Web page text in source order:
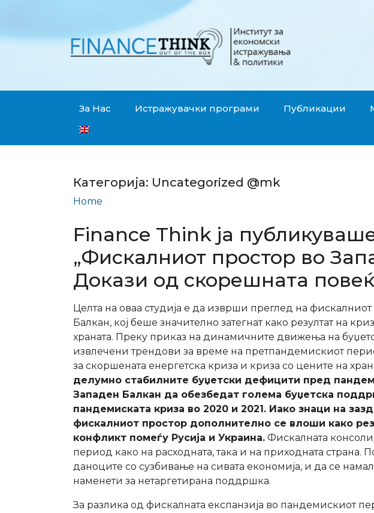
За Нас Истражувачки програми Публикации
Категорија: Uncategorized @mk
Home
Finance Think ја
„Фискалниот простор во
Докази од скорешната
Целта на оваа студија е да изврши преглед на
Балкан, кој беше значително затегнат како резултат на
храната. Преку приказ на динамичните движења на
извлечени трендови за време на претпандемискиот
за скоршената енергетска криза и криза со цените на
делумно стабилните буџетски дефицити пред
Западен Балкан да обезбедат голема буџетска
пандемиската криза во 2020 и 2021. Иако знаци на
фискалниот простор дополнително се влоши како
конфликт помеѓу Русија и Украина. Фискалната
период како на расходната, така и на приходната страна.
даноците со сузбивање на сивата економија, и да се
наменети за нетаргетирана поддршка.
За разлика од фискалната експанзија во пандемискиот